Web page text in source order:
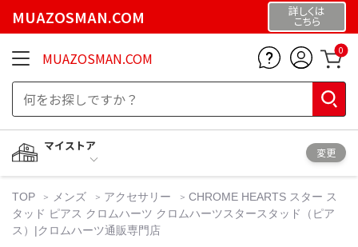
MUAZOSMAN.COM 詳しくは
こちら
MUAZOSMAN.COM 0
マイストア
変更
TOP メンズ アクセサリー
CHROME HEARTS スター ス
タッド ピアス クロムハーツ クロムハーツスタースタッド（ピア
ス）|クロムハーツ通販専門店